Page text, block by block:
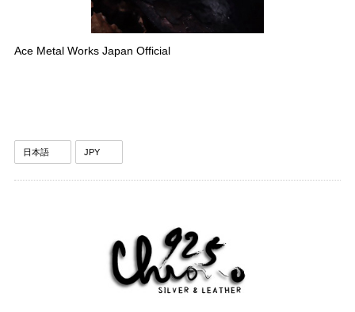
Ace Metal Works Japan Official